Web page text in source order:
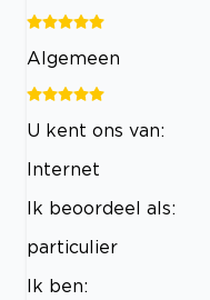
Algemeen
U kent ons van:
Internet
Ik beoordeel als:
particulier
Ik ben: